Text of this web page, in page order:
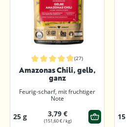
Durchschnittliche Bewertung von 4.9
(27)
Amazonas Chili, gelb,
ganz
Feurig-scharf, mit fruchtiger
Note
25 g 3,79 €
(151,60 € / kg)